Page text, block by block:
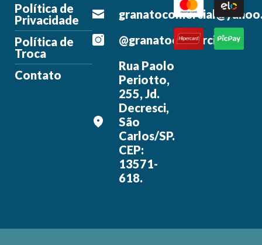
Política de
Privacidade
Política de
Troca
Contato
@granatocomercial
Rua Paolo
Periotto,
255, Jd.
Decresci,
São
Carlos/SP.
CEP:
13571-
618.